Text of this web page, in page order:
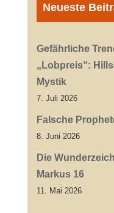
Neueste
Gefährliche
„Lobpreis“:
Mystik
7. Juli 2026
Falsche
8. Juni 2026
Die
Markus 16
11. Mai 2026